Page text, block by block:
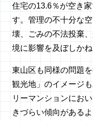
住宅の13.6％が空き
す。管理の不十分な
壊、ごみの不法投棄
境に影響を及ぼしかね
東山区も同様の問題
観光地」のイメージ
リーマンションにお
きづらい傾向がある